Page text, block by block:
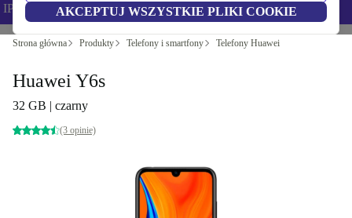
AKCEPTUJ WSZYSTKIE PLIKI COOKIE
IPHONEDEAL –Regulamin
Strona główna Produkty Telefony i smartfony Telefony Huawei
Huawei Y6s
32 GB | czarny
(3 opinie)